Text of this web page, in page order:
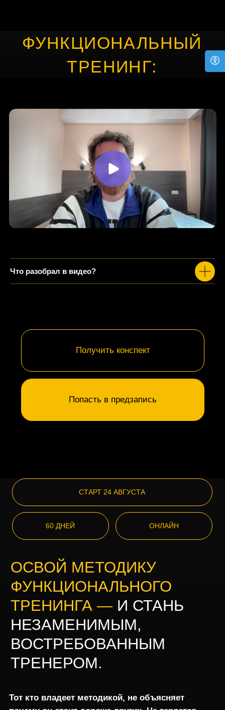
ТРЕНИНГ:
ЧТО ЭТО И ЗАЧЕМ ЭТО
Что разобрал в видео?
Попасть в предзапись
Тот кто владеет методикой, не объясняет
почему он стоит дороже других. Не теряется,
когда клиент задаёт неудобный вопрос.
Не придумывает тренировку за час до того, как
она начнётся.
настоящая цель и спортивные амбиции. С теми,
кто спрашивает не «сколько это стоит», а когда
можно начать.
ОСВОЙ МЕТОДИКУ
ФУНКЦИОНАЛЬНОГО
СТАРТ 24 АВГУСТА